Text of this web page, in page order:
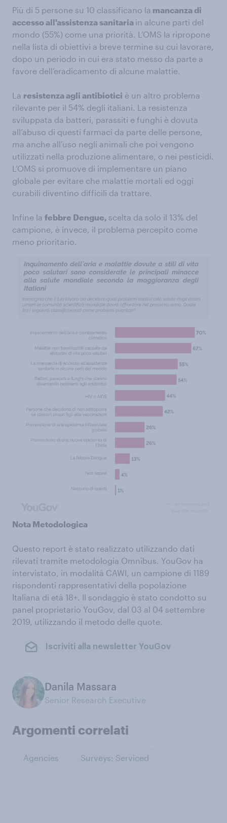
Più di 5 persone su 10 classificano la mancanza di
accesso all'assistenza sanitaria in alcune parti del
mondo (55%) come una priorità. L’OMS la ripropone
nella lista di obiettivi a breve termine su cui lavorare,
dopo un periodo in cui era stato messo da parte a
favore dell’eradicamento di alcune malattie.
La resistenza agli antibiotici è un altro problema
rilevante per il 54% degli italiani. La resistenza
sviluppata da batteri, parassiti e funghi è dovuta
all’abuso di questi farmaci da parte delle persone,
ma anche all’uso negli animali che poi vengono
utilizzati nella produzione alimentare, o nei pesticidi.
L’OMS si promuove di implementare un piano
globale per evitare che malattie mortali ed oggi
curabili diventino difficili da trattare.
Infine la febbre Dengue, scelta da solo il 13% del
campione, è invece, il problema percepito come
meno prioritario.
Nota Metodologica
Questo report è stato realizzato utilizzando dati
rilevati tramite metodologia Omnibus. YouGov ha
intervistato, in modalità CAWI, un campione di 1189
rispondenti rappresentativi della popolazione
Italiana di età 18+. Il sondaggio è stato condotto su
panel proprietario YouGov, dal 03 al 04 settembre
2019, utilizzando il metodo delle quote.
Iscriviti alla newsletter YouGov
Danila Massara
Senior Research Executive
Argomenti correlati
Agencies Surveys: Serviced